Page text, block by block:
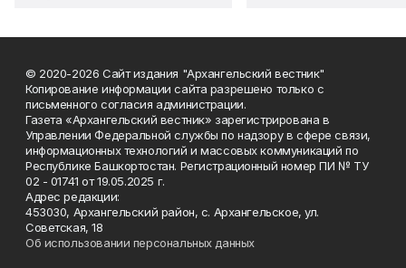
© 2020-2026 Сайт издания "Архангельский вестник"
Копирование информации сайта разрешено только с
письменного согласия администрации.
Газета «Архангельский вестник» зарегистрирована в
Управлении Федеральной службы по надзору в сфере связи,
информационных технологий и массовых коммуникаций по
Республике Башкортостан. Регистрационный номер ПИ № ТУ
02 - 01741 от 19.05.2025 г.
Адрес редакции:
453030, Архангельский район, с. Архангельское, ул.
Советская, 18
Об использовании персональных данных